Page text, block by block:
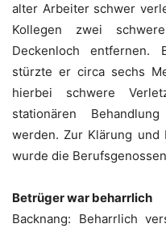
alter Arbeiter schwer
Kollegen zwei
Deckenloch entfernen.
stürzte er circa sechs
hierbei schwere
stationären
werden. Zur Klärung und
wurde die
Betrüger war beharrlich
Backnang: Beharrlich